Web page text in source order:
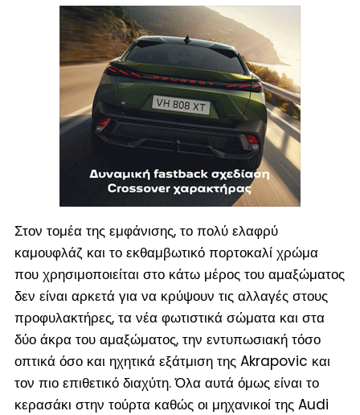
Στον τομέα της εμφάνισης, το πολύ ελαφρύ
καμουφλάζ και το εκθαμβωτικό πορτοκαλί χρώμα
που χρησιμοποιείται στο κάτω μέρος του αμαξώματος
δεν είναι αρκετά για να κρύψουν τις αλλαγές στους
προφυλακτήρες, τα νέα φωτιστικά σώματα και στα
δύο άκρα του αμαξώματος, την εντυπωσιακή τόσο
οπτικά όσο και ηχητικά εξάτμιση της Akrapovic και
τον πιο επιθετικό διαχύτη. Όλα αυτά όμως είναι το
κερασάκι στην τούρτα καθώς οι μηχανικοί της Audi